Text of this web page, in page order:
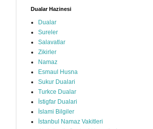
Dualar Hazinesi
Dualar
Sureler
Salavatlar
Zikirler
Namaz
Esmaul Husna
Sukur Dualari
Turkce Dualar
İstigfar Dualari
İslami Bilgiler
İstanbul Namaz Vakitleri